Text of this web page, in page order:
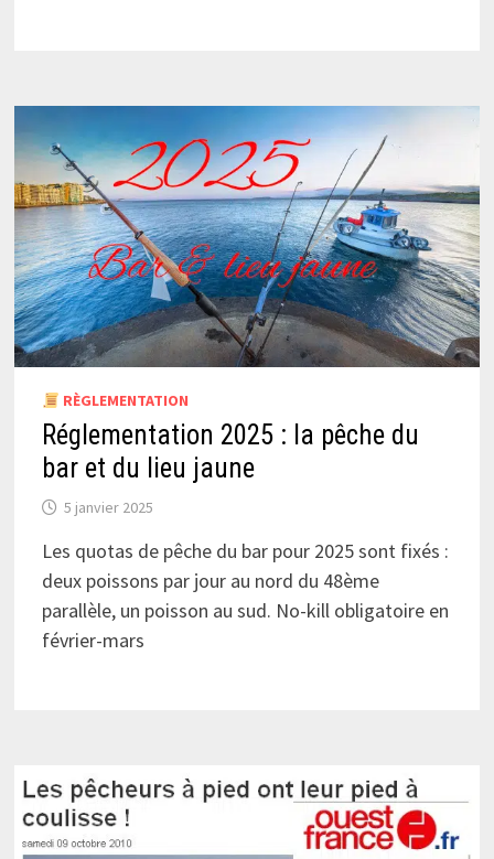
RÈGLEMENTATION
Réglementation 2025 : la pêche du
bar et du lieu jaune
5 janvier 2025
Les quotas de pêche du bar pour 2025 sont fixés :
deux poissons par jour au nord du 48ème
parallèle, un poisson au sud. No-kill obligatoire en
février-mars